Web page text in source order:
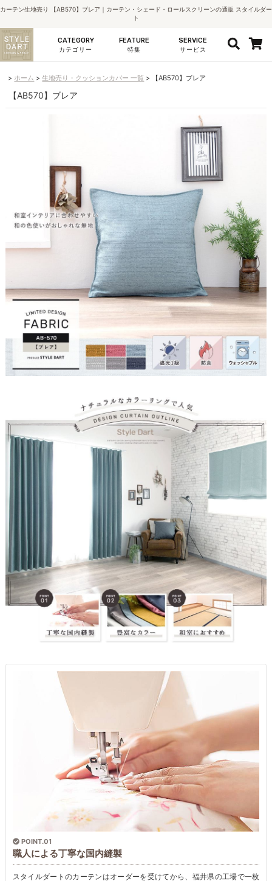
カーテン生地売り 【AB570】ブレア｜カーテン・シェード・ロールスクリーンの通販 スタイルダー
ト
CATEGORY
カテゴリー
FEATURE
特集
SERVICE
サービス
ホーム 生地売り・クッションカバー 一覧 【AB570】ブレア
【AB570】ブレア
POINT.01
職人による丁寧な国内縫製
スタイルダートのカーテンはオーダーを受けてから、福井県の工場で一枚